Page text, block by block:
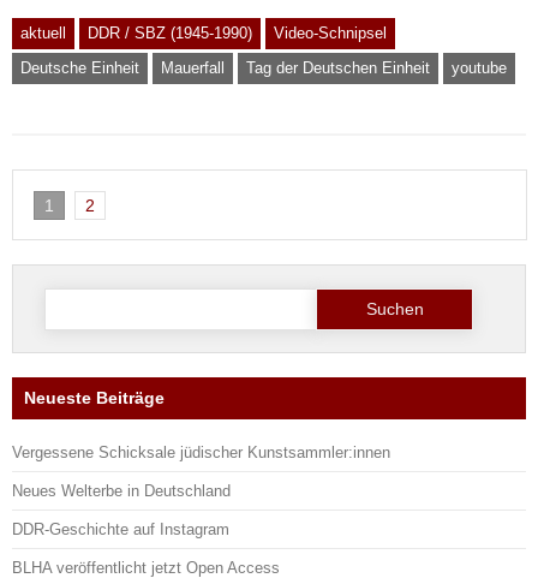
aktuell DDR / SBZ (1945-1990)
Video-Schnipsel
Deutsche Einheit
Mauerfall Tag der Deutschen Einheit youtube
1 2
Suche
Neueste Beiträge
Vergessene Schicksale jüdischer Kunstsammler:innen
Neues Welterbe in Deutschland
DDR-Geschichte auf Instagram
BLHA veröffentlicht jetzt Open Access